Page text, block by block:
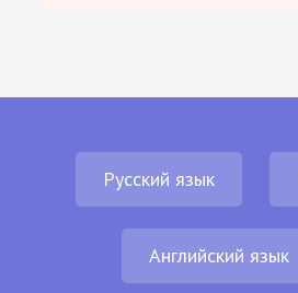
Русский язык
Английский язык